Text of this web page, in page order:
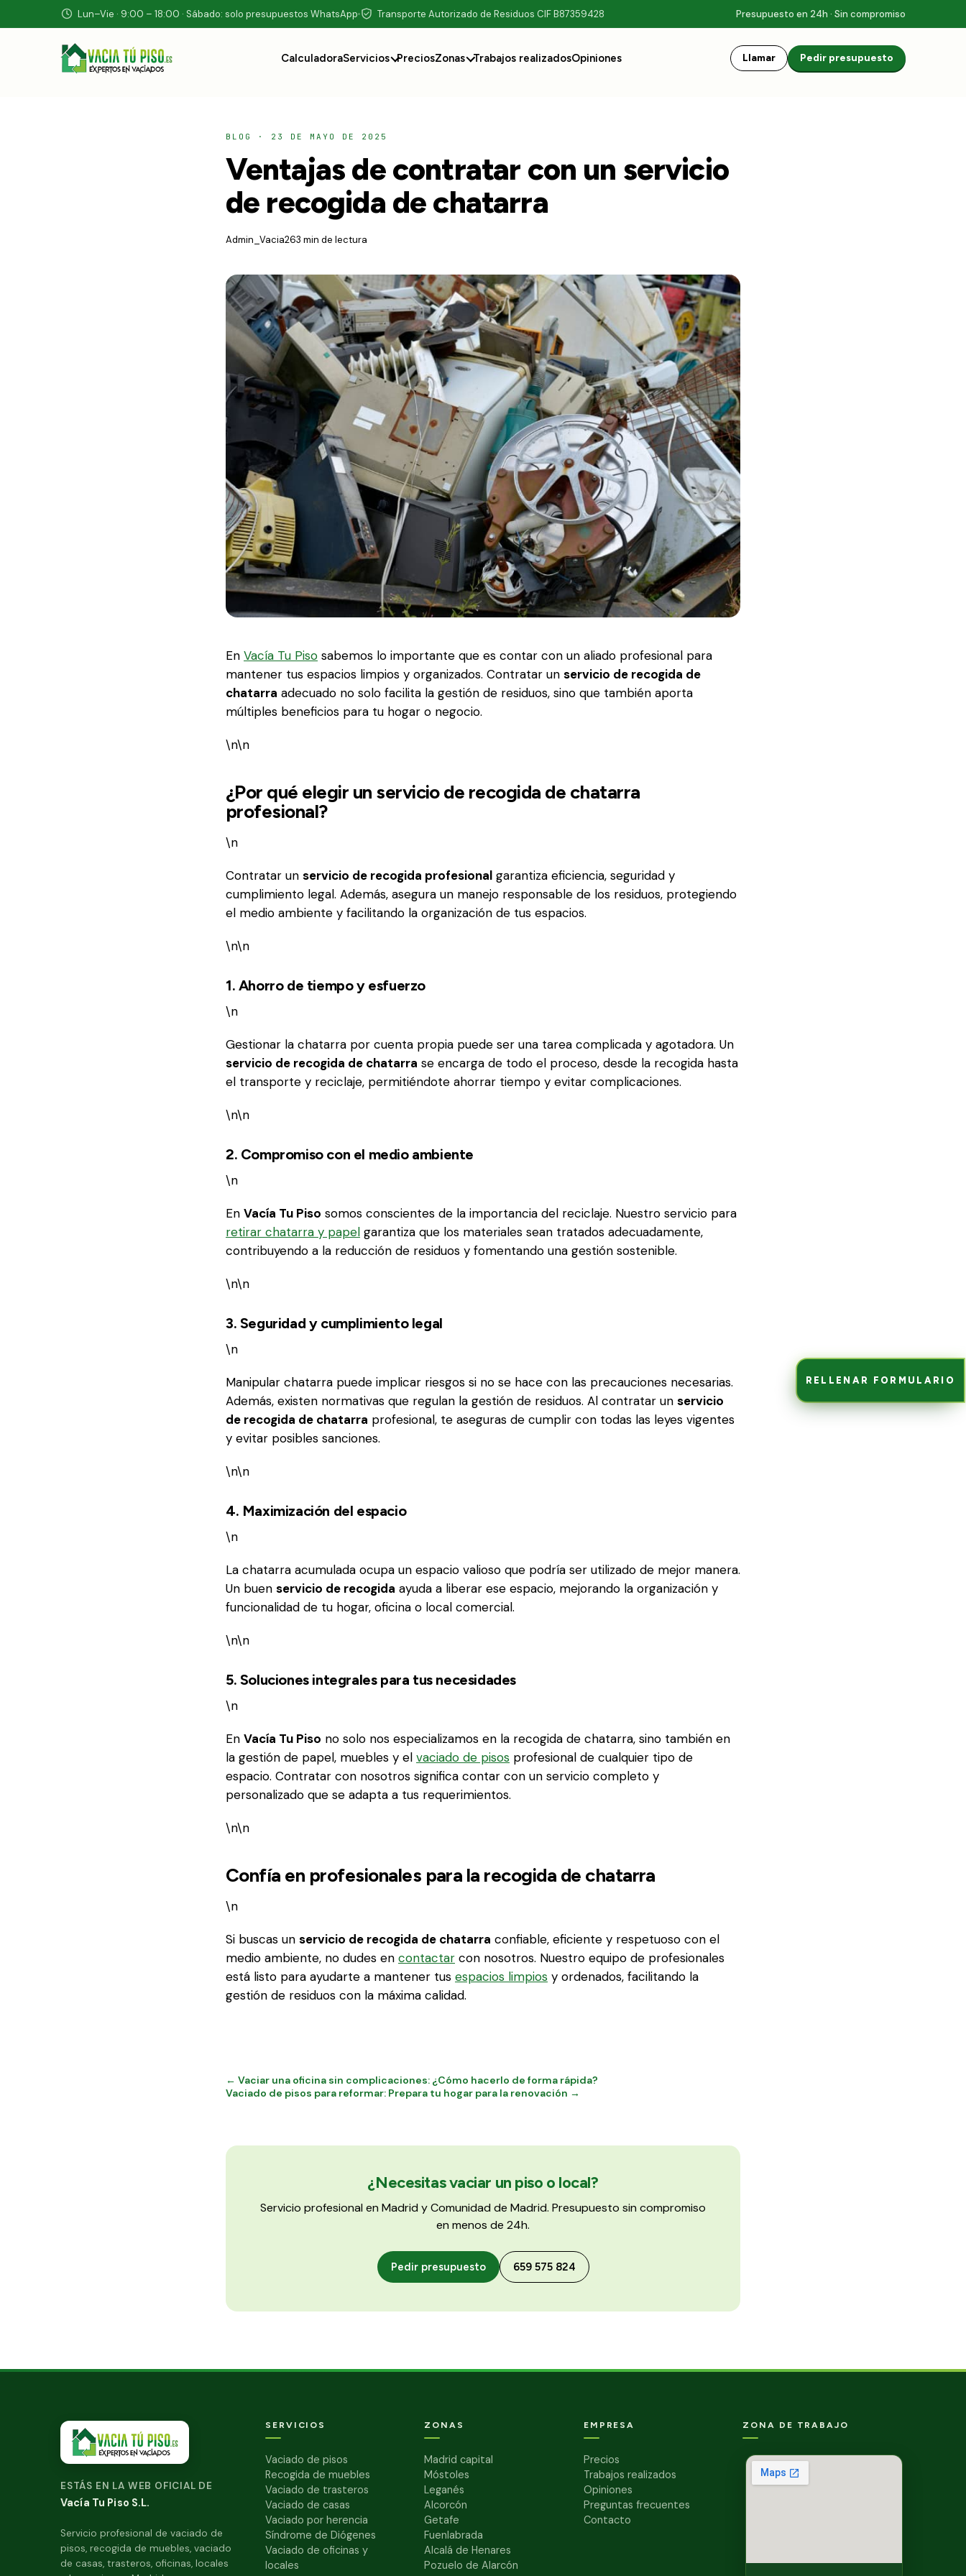
Lun–Vie · 9:00 – 18:00 · Sábado: solo presupuestos WhatsApp Transporte Autorizado de Residuos CIF B87359428 Presupuesto en 24h · Sin compromiso
CalculadoraServicios PreciosZonas Trabajos realizadosOpiniones Llamar Pedir presupuesto
BLOG · 23 DE MAYO DE 2025
Ventajas de contratar con un servicio
de recogida de chatarra
Admin_Vacia263 min de lectura
En Vacía Tu Piso sabemos lo importante que es contar con un aliado profesional para
mantener tus espacios limpios y organizados. Contratar un servicio de recogida de
chatarra adecuado no solo facilita la gestión de residuos, sino que también aporta
múltiples beneficios para tu hogar o negocio.
\n\n
¿Por qué elegir un servicio de recogida de chatarra
profesional?
\n
Contratar un servicio de recogida profesional garantiza eficiencia, seguridad y
cumplimiento legal. Además, asegura un manejo responsable de los residuos, protegiendo
el medio ambiente y facilitando la organización de tus espacios.
\n\n
1. Ahorro de tiempo y esfuerzo
\n
Gestionar la chatarra por cuenta propia puede ser una tarea complicada y agotadora. Un
servicio de recogida de chatarra se encarga de todo el proceso, desde la recogida hasta
el transporte y reciclaje, permitiéndote ahorrar tiempo y evitar complicaciones.
\n\n
2. Compromiso con el medio ambiente
\n
En Vacía Tu Piso somos conscientes de la importancia del reciclaje. Nuestro servicio para
retirar chatarra y papel garantiza que los materiales sean tratados adecuadamente,
contribuyendo a la reducción de residuos y fomentando una gestión sostenible.
\n\n
3. Seguridad y cumplimiento legal
\n
Manipular chatarra puede implicar riesgos si no se hace con las precauciones necesarias.
Además, existen normativas que regulan la gestión de residuos. Al contratar un servicio
de recogida de chatarra profesional, te aseguras de cumplir con todas las leyes vigentes
y evitar posibles sanciones.
\n\n
4. Maximización del espacio
\n
La chatarra acumulada ocupa un espacio valioso que podría ser utilizado de mejor manera.
Un buen servicio de recogida ayuda a liberar ese espacio, mejorando la organización y
funcionalidad de tu hogar, oficina o local comercial.
\n\n
5. Soluciones integrales para tus necesidades
\n
En Vacía Tu Piso no solo nos especializamos en la recogida de chatarra, sino también en
la gestión de papel, muebles y el vaciado de pisos profesional de cualquier tipo de
espacio. Contratar con nosotros significa contar con un servicio completo y
personalizado que se adapta a tus requerimientos.
\n\n
Confía en profesionales para la recogida de chatarra
\n
Si buscas un servicio de recogida de chatarra confiable, eficiente y respetuoso con el
medio ambiente, no dudes en contactar con nosotros. Nuestro equipo de profesionales
está listo para ayudarte a mantener tus espacios limpios y ordenados, facilitando la
gestión de residuos con la máxima calidad.
← Vaciar una oficina sin complicaciones: ¿Cómo hacerlo de forma rápida?
Vaciado de pisos para reformar: Prepara tu hogar para la renovación →
¿Necesitas vaciar un piso o local?
Servicio profesional en Madrid y Comunidad de Madrid. Presupuesto sin compromiso
en menos de 24h.
Pedir presupuesto 659 575 824
ESTÁS EN LA WEB OFICIAL DE
Vacía Tu Piso S.L.
Servicio profesional de vaciado de
pisos, recogida de muebles, vaciado
de casas, trasteros, oficinas, locales
SERVICIOS
Vaciado de pisos
Recogida de muebles
Vaciado de trasteros
Vaciado de casas
Vaciado por herencia
Síndrome de Diógenes
Vaciado de oficinas y
locales
ZONAS
Madrid capital
Móstoles
Leganés
Alcorcón
Getafe
Fuenlabrada
Alcalá de Henares
Pozuelo de Alarcón
EMPRESA
Precios
Trabajos realizados
Opiniones
Preguntas frecuentes
Contacto
ZONA DE TRABAJO
RELLENAR FORMULARIO